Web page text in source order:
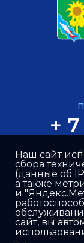
+
Наш сайт
сбора
(данные об
а также
и
сайт, вы